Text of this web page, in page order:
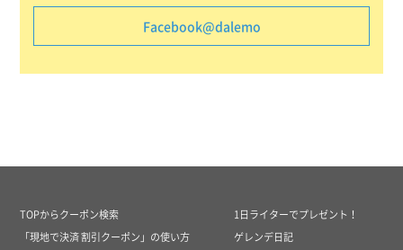
Facebook@dalemo
TOPからクーポン検索
「現地で決済 割引クーポン」の使い方
1日ライターでプレゼント！
ゲレンデ日記